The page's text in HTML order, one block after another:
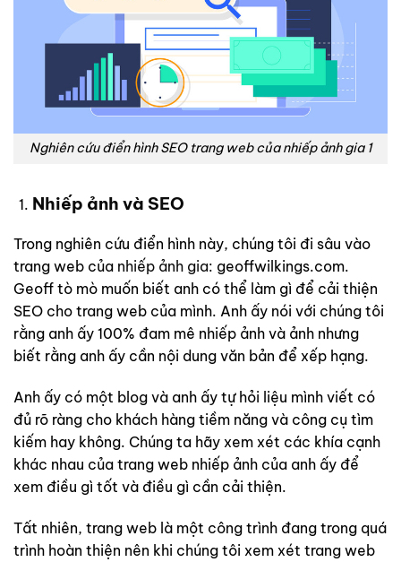
Nghiên cứu điển hình SEO trang web của nhiếp ảnh gia 1
Nhiếp ảnh và SEO
Trong nghiên cứu điển hình này, chúng tôi đi sâu vào
trang web của nhiếp ảnh gia: geoffwilkings.com.
Geoff tò mò muốn biết anh có thể làm gì để cải thiện
SEO cho trang web của mình. Anh ấy nói với chúng tôi
rằng anh ấy 100% đam mê nhiếp ảnh và ảnh nhưng
biết rằng anh ấy cần nội dung văn bản để xếp hạng.
Anh ấy có một blog và anh ấy tự hỏi liệu mình viết có
đủ rõ ràng cho khách hàng tiềm năng và công cụ tìm
kiếm hay không. Chúng ta hãy xem xét các khía cạnh
khác nhau của trang web nhiếp ảnh của anh ấy để
xem điều gì tốt và điều gì cần cải thiện.
Tất nhiên, trang web là một công trình đang trong quá
trình hoàn thiện nên khi chúng tôi xem xét trang web